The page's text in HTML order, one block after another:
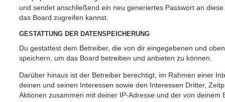
und sendet anschließend ein neu generiertes Passwort an
das Board zugreifen kannst.
GESTATTUNG DER DATENSPEICHERUNG
Du gestattest dem Betreiber, die von dir eingegebenen und
speichern, um das Board betreiben und anbieten zu können.
Darüber hinaus ist der Betreiber berechtigt, im Rahmen einer
deinen und seinen Interessen sowie den Interessen Dritter,
Aktionen zusammen mit deiner IP-Adresse und der von deinem